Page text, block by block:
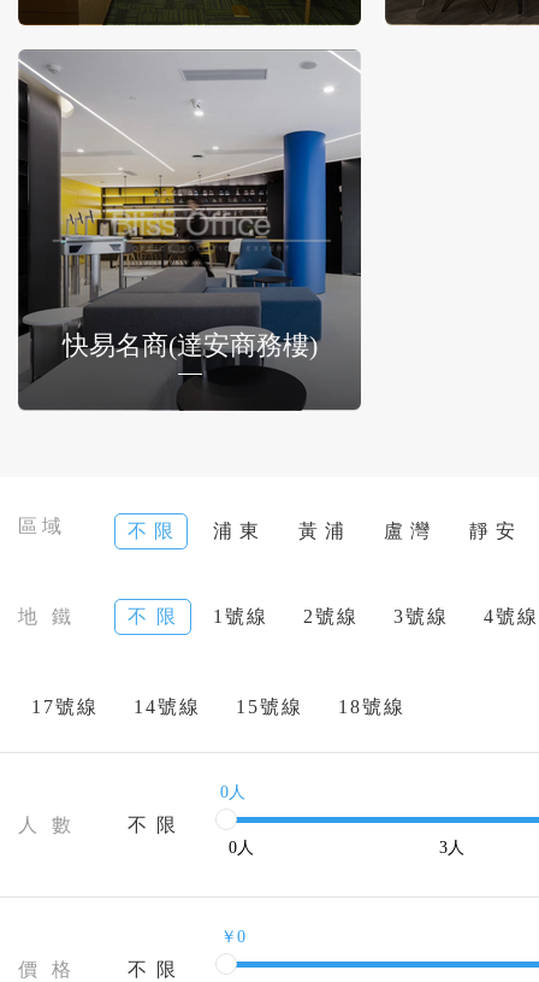
快易名商(達安商務樓)
區域 不 限 浦 東 黃 浦 盧 灣 靜 安
地 鐵 不 限 1號線 2號線 3號線 4號線
17號線 14號線 15號線 18號線
人 數 不 限
0人
0人 3人
價 格 不 限
￥0